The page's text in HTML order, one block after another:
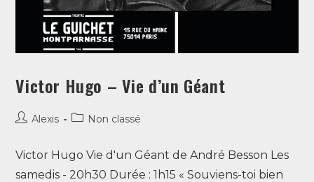
Victor Hugo – Vie d’un Géant
Alexis Non classé
Victor Hugo Vie d'un Géant de André Besson Les
samedis - 20h30 Durée : 1h15 « Souviens-toi bien